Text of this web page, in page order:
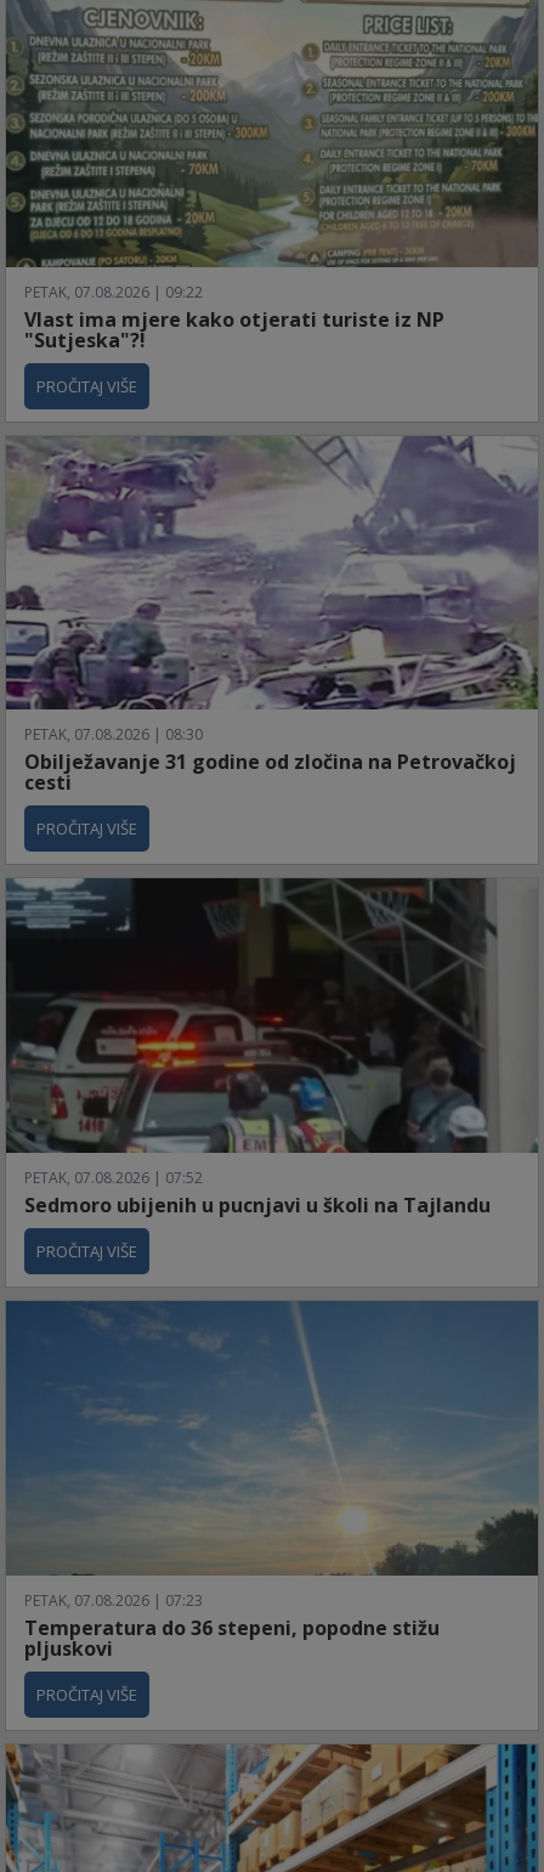
PETAK, 07.08.2026 | 09:22
Vlast ima mjere kako otjerati turiste iz NP
"Sutjeska"?!
PROČITAJ VIŠE
PETAK, 07.08.2026 | 08:30
Obilježavanje 31 godine od zločina na Petrovačkoj
cesti
PROČITAJ VIŠE
PETAK, 07.08.2026 | 07:52
Sedmoro ubijenih u pucnjavi u školi na Tajlandu
PROČITAJ VIŠE
PETAK, 07.08.2026 | 07:23
Temperatura do 36 stepeni, popodne stižu
pljuskovi
PROČITAJ VIŠE